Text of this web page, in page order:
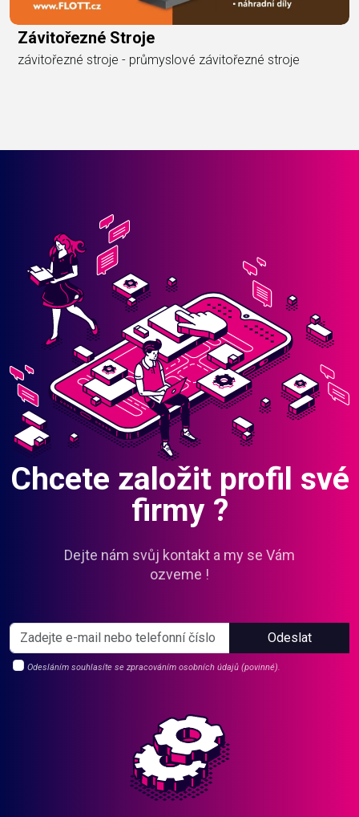
Závitořezné Stroje
závitořezné stroje - průmyslové závitořezné stroje
Chcete založit profil své
firmy ?
Dejte nám svůj kontakt a my se Vám
ozveme !
Odeslat
Odesláním souhlasíte se zpracováním osobních údajů (povinné).